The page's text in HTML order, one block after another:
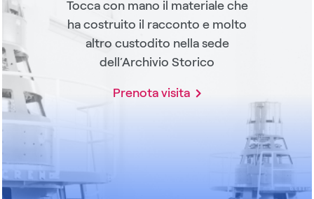
Tocca con mano il materiale che
ha costruito il racconto e molto
altro custodito nella sede
dell’Archivio Storico
Prenota visita